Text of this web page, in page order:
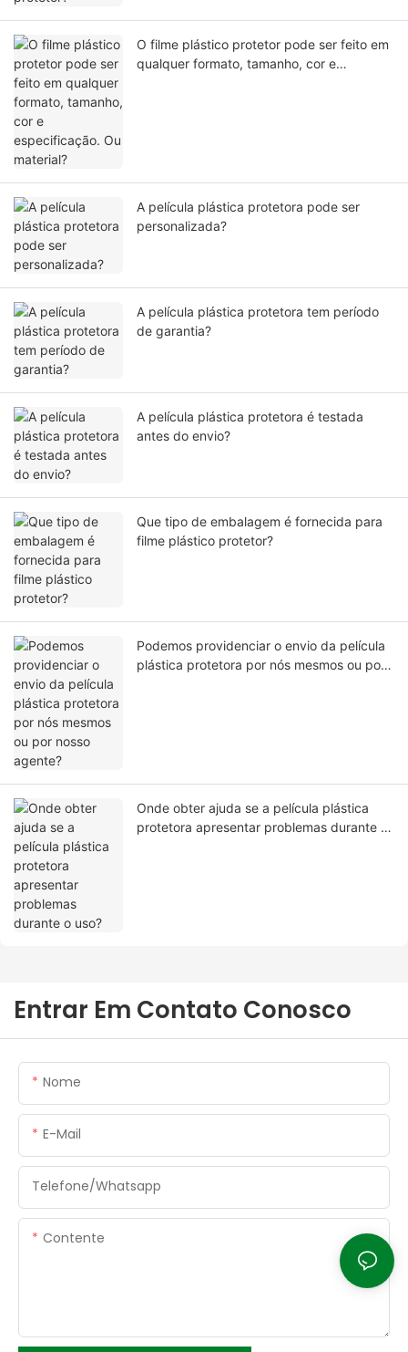
O filme plástico protetor pode ser feito em
qualquer formato, tamanho, cor e
A película plástica protetora pode ser
personalizada?
A película plástica protetora tem período
de garantia?
A película plástica protetora é testada
antes do envio?
Que tipo de embalagem é fornecida para
filme plástico protetor?
Podemos providenciar o envio da película
plástica protetora por nós mesmos ou por
Onde obter ajuda se a película plástica
protetora apresentar problemas durante o
Entrar Em Contato Conosco
Nome
E-Mail
Telefone/whatsapp
Contente